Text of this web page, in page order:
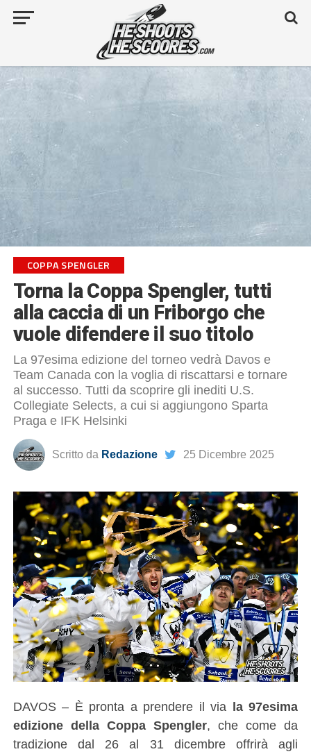
COPPA SPENGLER
Torna la Coppa Spengler, tutti
alla caccia di un Friborgo che
vuole difendere il suo titolo
La 97esima edizione del torneo vedrà Davos e
Team Canada con la voglia di riscattarsi e tornare
al successo. Tutti da scoprire gli inediti U.S.
Collegiate Selects, a cui si aggiungono Sparta
Praga e IFK Helsinki
Scritto da Redazione 25 Dicembre 2025
DAVOS – È pronta a prendere il via la 97esima
edizione della Coppa Spengler, che come da
tradizione dal 26 al 31 dicembre offrirà agli